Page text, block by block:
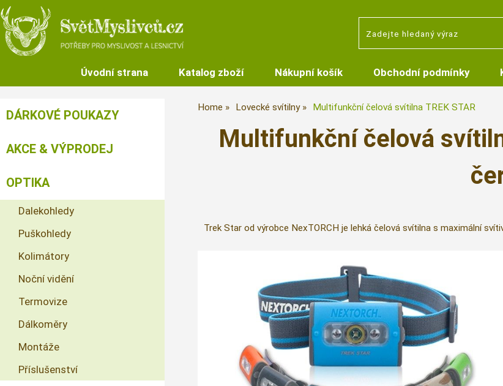
Úvodní strana Katalog zboží Nákupní košík Obchodní podmínky
Home Lovecké svítilny Multifunkční čelová svítilna TREK STAR
Multifunkční čelová
Trek Star od výrobce NexTORCH je lehká čelová svítilna s maximální
DÁRKOVÉ POUKAZY
AKCE & VÝPRODEJ
OPTIKA
Dalekohledy
Puškohledy
Kolimátory
Noční vidění
Termovize
Dálkoměry
Montáže
Příslušenství